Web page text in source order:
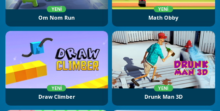
YENI
Om Nom Run
YENI
Math Obby
YENI
Draw Climber
YENI
Drunk Man 3D